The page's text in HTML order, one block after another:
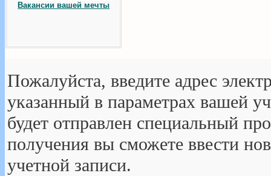
Вакансии вашей мечты
Пожалуйста, введите адрес
указанный в параметрах вашей
будет отправлен специальный
получения вы сможете ввести
учетной записи.